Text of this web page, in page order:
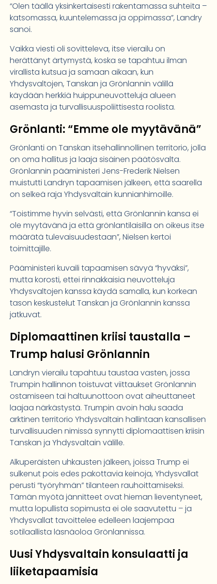
“Olen täällä yksinkertaisesti rakentamassa suhteita –
katsomassa, kuuntelemassa ja oppimassa”, Landry
sanoi.
Vaikka viesti oli sovitteleva, itse vierailu on
herättänyt ärtymystä, koska se tapahtuu ilman
virallista kutsua ja samaan aikaan, kun
Yhdysvaltojen, Tanskan ja Grönlannin välillä
käydään herkkiä huippuneuvotteluja alueen
asemasta ja turvallisuuspoliittisesta roolista.
Grönlanti: “Emme ole myytävänä”
Grönlanti on Tanskan itsehallinnollinen territorio, jolla
on oma hallitus ja laaja sisäinen päätösvalta.
Grönlannin pääministeri Jens-Frederik Nielsen
muistutti Landryn tapaamisen jälkeen, että saarella
on selkeä raja Yhdysvaltain kunnianhimoille.
“Toistimme hyvin selvästi, että Grönlannin kansa ei
ole myytävänä ja että grönlantilaisilla on oikeus itse
määrätä tulevaisuudestaan”, Nielsen kertoi
toimittajille.
Pääministeri kuvaili tapaamisen sävyä “hyväksi”,
mutta korosti, ettei rinnakkaisia neuvotteluja
Yhdysvaltojen kanssa käydä samalla, kun korkean
tason keskustelut Tanskan ja Grönlannin kanssa
jatkuvat.
Diplomaattinen kriisi taustalla –
Trump halusi Grönlannin
Landryn vierailu tapahtuu taustaa vasten, jossa
Trumpin hallinnon toistuvat viittaukset Grönlannin
ostamiseen tai haltuunottoon ovat aiheuttaneet
laajaa närkästystä. Trumpin avoin halu saada
arktinen territorio Yhdysvaltain hallintaan kansallisen
turvallisuuden nimissä synnytti diplomaattisen kriisin
Tanskan ja Yhdysvaltain välille.
Alkuperäisten uhkausten jälkeen, joissa Trump ei
sulkenut pois edes pakottavia keinoja, Yhdysvallat
perusti “työryhmän” tilanteen rauhoittamiseksi.
Tämän myötä jännitteet ovat hieman lieventyneet,
mutta lopullista sopimusta ei ole saavutettu – ja
Yhdysvallat tavoittelee edelleen laajempaa
sotilaallista läsnäoloa Grönlannissa.
Uusi Yhdysvaltain konsulaatti ja
liiketapaamisia